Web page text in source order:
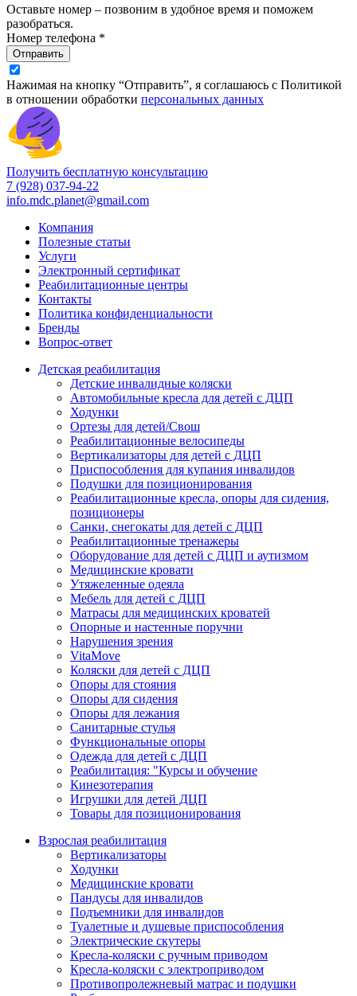
Оставьте номер – позвоним в удобное время и поможем
разобраться.
Номер телефона *
Отправить
Нажимая на кнопку “Отправить”, я соглашаюсь с Политикой
в отношении обработки персональных данных
Получить бесплатную консультацию
7 (928) 037-94-22
info.mdc.planet@gmail.com
Компания
Полезные статьи
Услуги
Электронный сертификат
Реабилитационные центры
Контакты
Политика конфиденциальности
Бренды
Вопрос-ответ
Детская реабилитация
Детские инвалидные коляски
Автомобильные кресла для детей с ДЦП
Ходунки
Ортезы для детей/Свош
Реабилитационные велосипеды
Вертикализаторы для детей с ДЦП
Приспособления для купания инвалидов
Подушки для позиционирования
Реабилитационные кресла, опоры для сидения,
позиционеры
Санки, снегокаты для детей с ДЦП
Реабилитационные тренажеры
Оборудование для детей с ДЦП и аутизмом
Медицинские кровати
Утяжеленные одеяла
Мебель для детей с ДЦП
Матрасы для медицинских кроватей
Опорные и настенные поручни
Нарушения зрения
VitaMove
Коляски для детей с ДЦП
Опоры для стояния
Опоры для сидения
Опоры для лежания
Санитарные стулья
Функциональные опоры
Одежда для детей с ДЦП
Реабилитация: "Курсы и обучение
Кинезотерапия
Игрушки для детей ДЦП
Товары для позиционирования
Взрослая реабилитация
Вертикализаторы
Ходунки
Медицинские кровати
Пандусы для инвалидов
Подъемники для инвалидов
Туалетные и душевые приспособления
Электрические скутеры
Кресла-коляски с ручным приводом
Кресла-коляски с электроприводом
Противопролежневый матрас и подушки